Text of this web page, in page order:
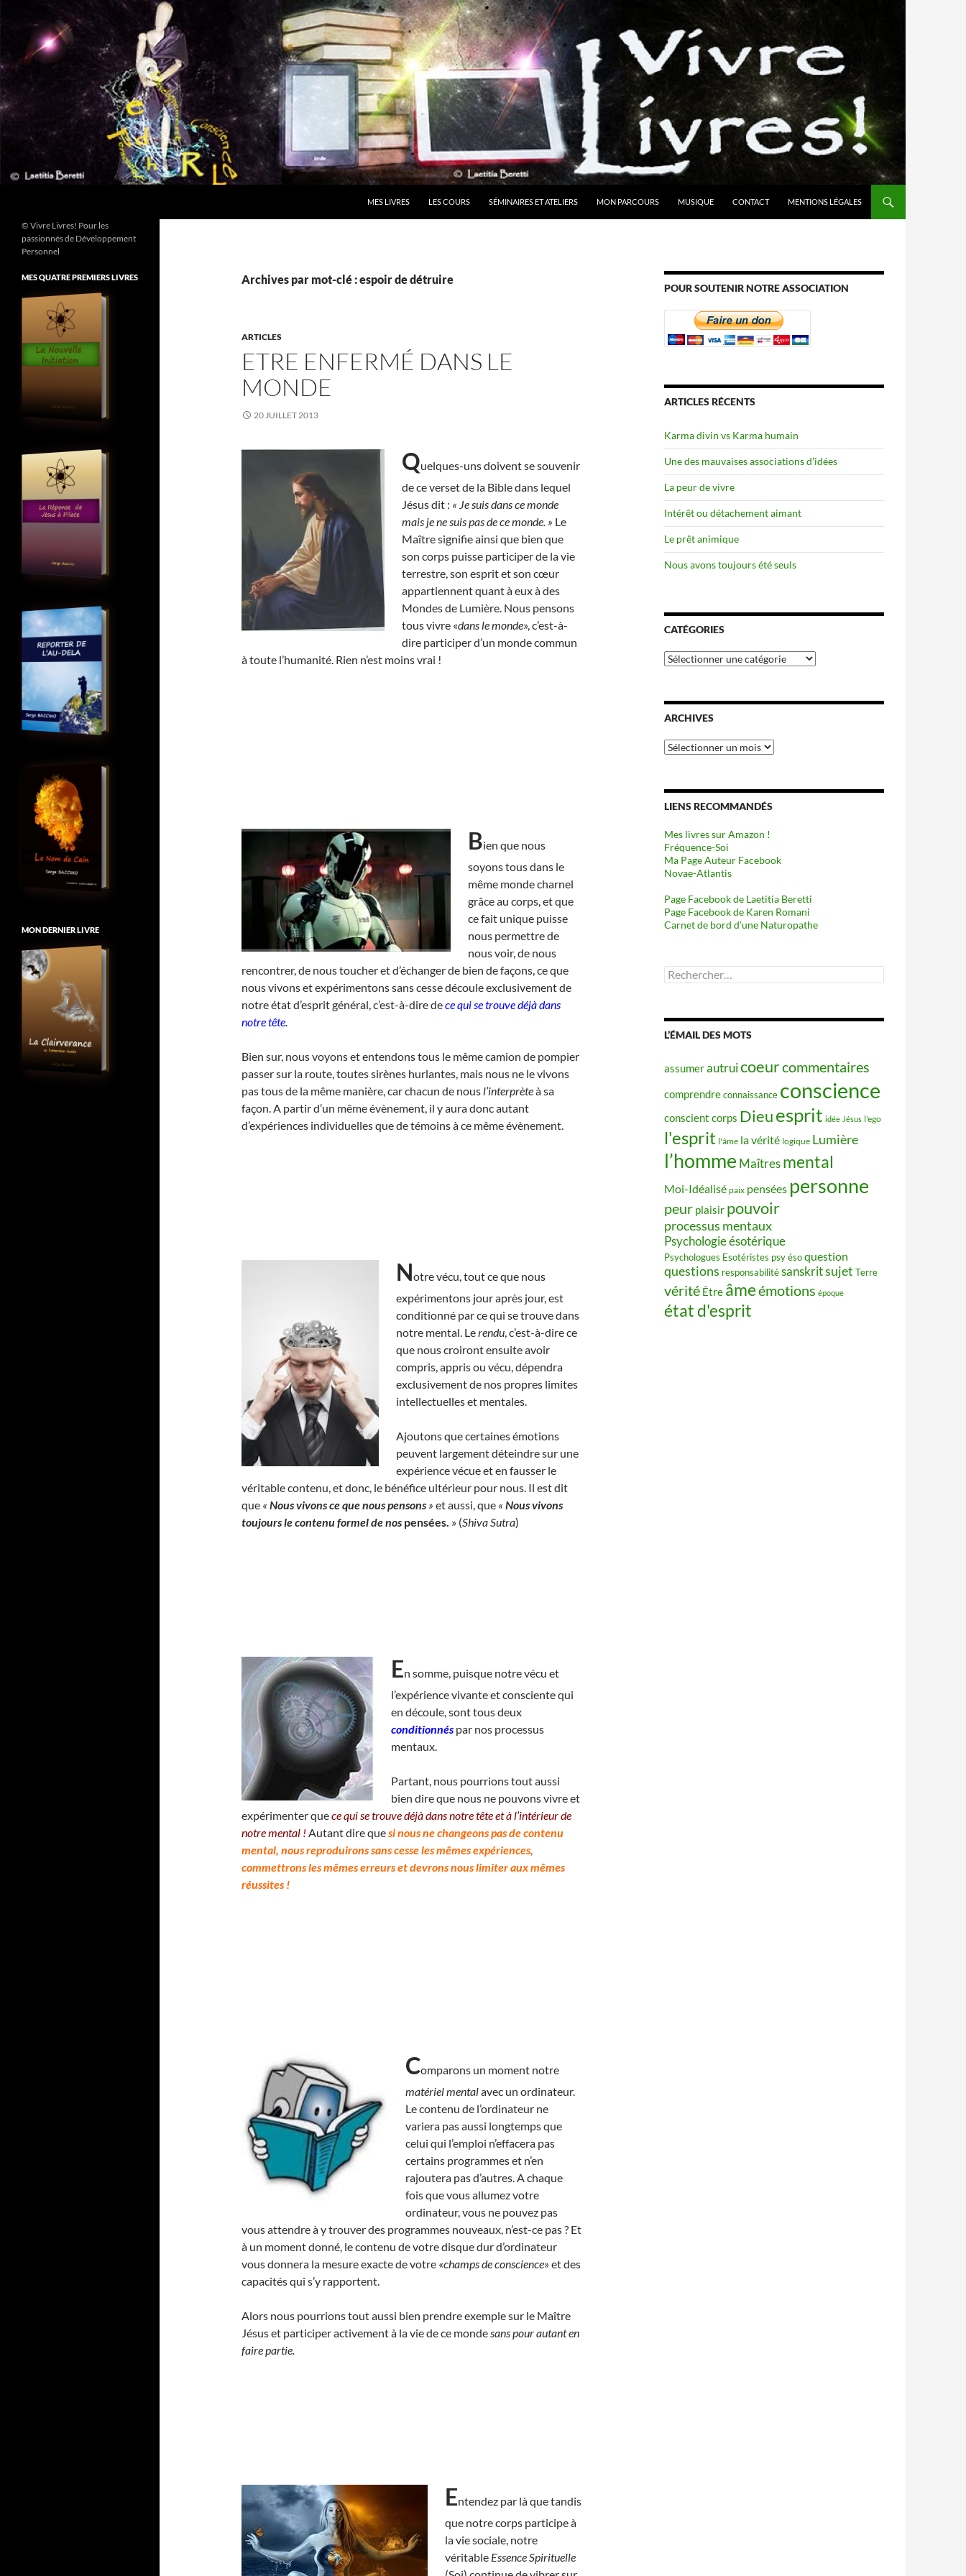
contenu
MES LIVRES LES COURS SÉMINAIRES ET ATELIERS MON PARCOURS MUSIQUE CONTACT MENTIONS LÉGALES
Archives par mot-clé : espoir de détruire
ARTICLES
ETRE ENFERMÉ DANS LE
MONDE
20 JUILLET 2013
Quelques-uns doivent se souvenir
de ce verset de la Bible dans lequel
Jésus dit : « Je suis dans ce monde
mais je ne suis pas de ce monde. » Le
Maître signifie ainsi que bien que
son corps puisse participer de la vie
terrestre, son esprit et son cœur
appartiennent quant à eux à des
Mondes de Lumière. Nous pensons
tous vivre «dans le monde», c’est-à-
dire participer d’un monde commun
à toute l’humanité. Rien n’est moins vrai !
Bien que nous
soyons tous dans le
même monde charnel
grâce au corps, et que
ce fait unique puisse
nous permettre de
nous voir, de nous
rencontrer, de nous toucher et d’échanger de bien de façons, ce que
nous vivons et expérimentons sans cesse découle exclusivement de
notre état d’esprit général, c’est-à-dire dece qui se trouve déjà dans
notre tête.
Bien sur, nous voyons et entendons tous le même camion de pompier
passer sur la route, toutes sirènes hurlantes, mais nous ne le vivons
pas tous de la même manière, car chacun de nous l’interprèteà sa
façon. A partir d’un même évènement, il y aura donc autant
d’expériences individuelles que de témoins à ce même évènement.
Notre vécu, tout ce que nous
expérimentons jour après jour, est
conditionné par ce qui se trouve dans
notre mental. Lerendu, c’est-à-dire ce
que nous croiront ensuite avoir
compris, appris ou vécu, dépendra
exclusivement de nos propres limites
intellectuelles et mentales.
Ajoutons que certaines émotions
peuvent largement déteindre sur une
expérience vécue et en fausser le
véritable contenu, et donc, le bénéfice ultérieur pour nous. Il est dit
que « Nous vivons ce que nous pensons » et aussi, que « Nous vivons
toujours le contenu formel de nos pensées. » (Shiva Sutra)
En somme, puisque notre vécu et
l’expérience vivante et consciente qui
en découle, sont tous deux
conditionnéspar nos processus
mentaux.
Partant, nous pourrions tout aussi
bien dire que nous ne pouvons vivre et
expérimenter quece qui se trouve déjà dans notre tête et à l’intérieur de
notre mental ! Autant dire quesi nous ne changeons pas de contenu
mental, nous reproduirons sans cesse les mêmes expériences,
commettrons les mêmes erreurs et devrons nous limiter aux mêmes
réussites !
Comparons un moment notre
matériel mentalavec un ordinateur.
Le contenu de l’ordinateur ne
variera pas aussi longtemps que
celui qui l’emploi n’effacera pas
certains programmes et n’en
rajoutera pas d’autres. A chaque
fois que vous allumez votre
ordinateur, vous ne pouvez pas
vous attendre à y trouver des programmes nouveaux, n’est-ce pas ? Et
à un moment donné, le contenu de votre disque dur d’ordinateur
vous donnera la mesure exacte de votre «champs de conscience» et des
capacités qui s’y rapportent.
Alors nous pourrions tout aussi bien prendre exemple sur le Maître
Jésus et participer activement à la vie de ce mondesans pour autant en
faire partie.
Entendez par là que tandis
que notre corps participe à
la vie sociale, notre
véritable Essence Spirituelle
POUR SOUTENIR NOTRE ASSOCIATION
ARTICLES RÉCENTS
Karma divin vs Karma humain
Une des mauvaises associations d’idées
La peur de vivre
Intérêt ou détachement aimant
Le prêt animique
Nous avons toujours été seuls
CATÉGORIES
Catégories
ARCHIVES
Archives
LIENS RECOMMANDÉS
Mes livres sur Amazon !
Fréquence-Soi
Ma Page Auteur Facebook
Novae-Atlantis
Page Facebook de Laetitia Beretti
Page Facebook de Karen Romani
Carnet de bord d’une Naturopathe
Rechercher :
L’ÉMAIL DES MOTS
assumerautruicoeurcommentaires
comprendreconnaissance conscience
conscient corps Dieuesprit idée Jésus l'ego
l'esprit l'âme la vérité logique Lumière
l’homme Maîtres mental
Moi-Idéalisé paix pensées personne
peur plaisir pouvoir
processus mentaux
Psychologie ésotérique
Psychologues Esotéristes psy ésoquestion
questions responsabilitésanskritsujet Terre
vérité Être âmeémotions époque
état d'esprit
© Vivre Livres! Pour les
passionnés de Développement
Personnel
MES QUATRE PREMIERS LIVRES
MON DERNIER LIVRE